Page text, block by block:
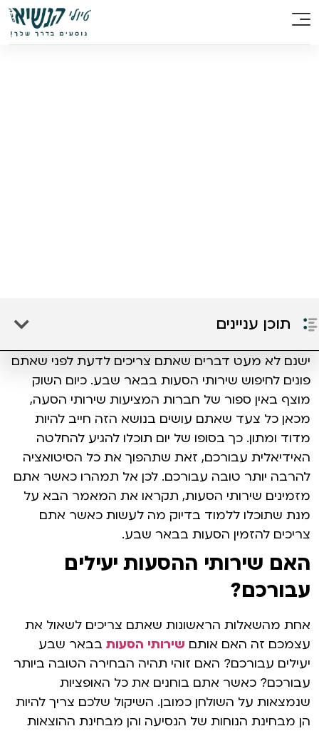
תוכן עניינים
ישנם לא מעט דברים שאתם צריכים לדעת לפני שאתם
פונים לחיפוש שירותי הסעות בבאר שבע. כיום השוק
מוצף באין ספור של חברות המציעות שירותי הסעה,
מכאן כל צעד שאתם עושים בנושא הזה חייב להיות
מדוד ומתון. כך בסופו של יום תוכלו להגיע להחלטה
האידיאלית עבורכם, זאת שתהפוך את כל הסיטואציה
להרבה יותר טובה עבורכם. לכן אל תמהרו כאשר אתם
מזמינים שירותי הסעות, תקראו את המאמר הבא על
מנת שתוכלו ללמוד בדיוק מה לעשות כאשר אתם
צריכים להזמין הסעות בבאר שבע.
האם שירותי ההסעות יעילים
עבורכם?
אחת מהשאלות הראשונות שאתם צריכים לשאול את
עצמכם זה האם אותם שירותי הסעות בבאר שבע
יעילים עבורכם? האם זוהי תהיה הבחירה הטובה ביותר
עבורכם? כאשר אתם בוחנים את כל האופציות
שנמצאות על השולחן כמובן. השיקול שלכם צריך להיות
הן מבחינת הנוחות של הנסיעה והן מבחינת ההוצאות